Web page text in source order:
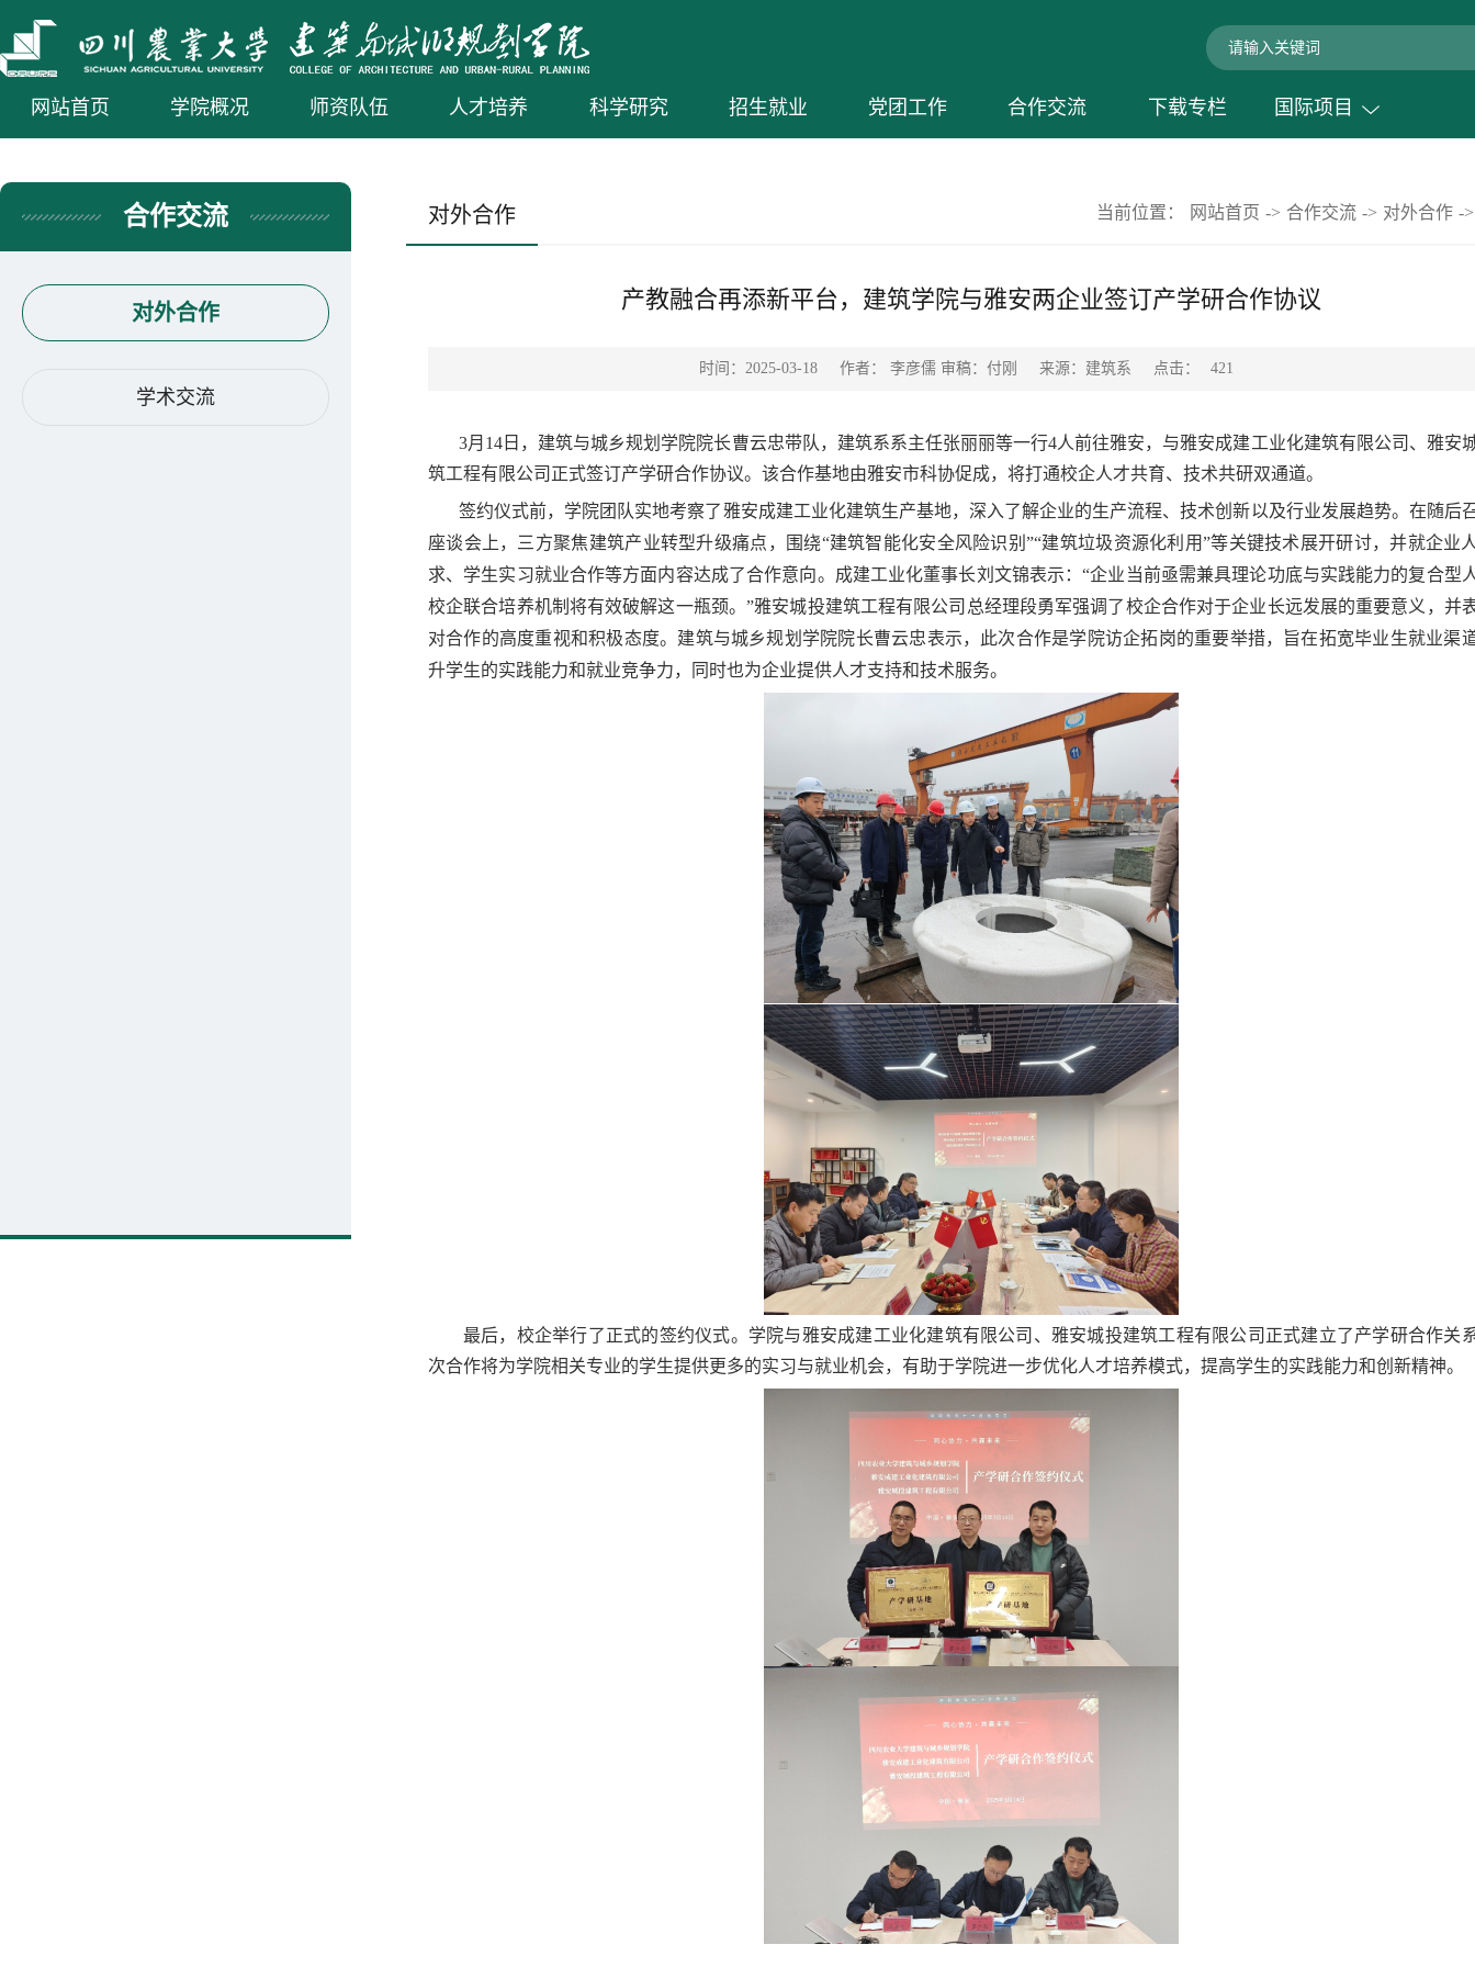
网站首页 学院概况 师资队伍 人才培养 科学研究 招生就业 党团工作 合作交流 下载专栏 国际项目
合作交流
对外合作
学术交流
对外合作 当前位置： 网站首页 -> 合作交流 -> 对外合作 ->
产教融合再添新平台，建筑学院与雅安两企业签订产学研合作协议
时间：2025-03-18 作者： 李彦儒 审稿：付刚 来源：建筑系 点击： 421
3月14日，建筑与城乡规划学院院长曹云忠带队，建筑系系主任张丽丽等一行4人前往雅安，与雅安成建工业化建筑有限公司、雅安
筑工程有限公司正式签订产学研合作协议。该合作基地由雅安市科协促成，将打通校企人才共育、技术共研双通道。
签约仪式前，学院团队实地考察了雅安成建工业化建筑生产基地，深入了解企业的生产流程、技术创新以及行业发展趋势。在随后
座谈会上，三方聚焦建筑产业转型升级痛点，围绕“建筑智能化安全风险识别”“建筑垃圾资源化利用”等关键技术展开研讨，并就企业
求、 学生实习就业合作等方面内容达成了合作意向。成建工业化董事长刘文锦表示：“企业当前亟需兼具理论功底与实践能力的复合型
校企联合培养机制将有效破解这一瓶颈。”雅安城投建筑工程有限公司总经理段勇军强调了校企合作对于企业长远发展的重要意义，并
对合作的高度重视和积极态度。建筑与城乡规划学院院长曹云忠表示，此次合作是学院访企拓岗的重要举措，旨在拓宽毕业生就业渠
升学生的实践能力和就业竞争力，同时也为企业提供人才支持和技术服务。
最后，校企举行了正式的签约仪式。学院与雅安成建工业化建筑有限公司、雅安城投建筑工程有限公司正式建立了产学研合作关
次合作将为学院相关专业的学生提供更多的实习与就业机会，有助于学院进一步优化人才培养模式，提高学生的实践能力和创新精神。